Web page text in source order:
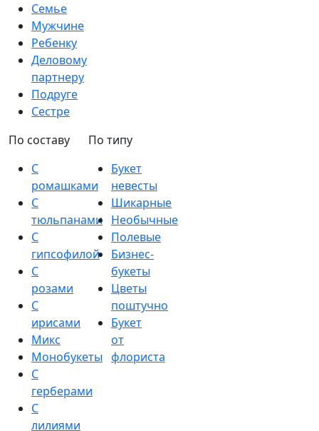
Семье
Мужчине
Ребенку
Деловому
партнеру
Подруге
Сестре
По составу
С
ромашками
С
тюльпанами
С
гипсофилой
С
розами
С
ирисами
Микс
Монобукеты
С
герберами
С
лилиями
По типу
Букет
невесты
Шикарные
Необычные
Полевые
Бизнес-
букеты
Цветы
поштучно
Букет
от
флориста